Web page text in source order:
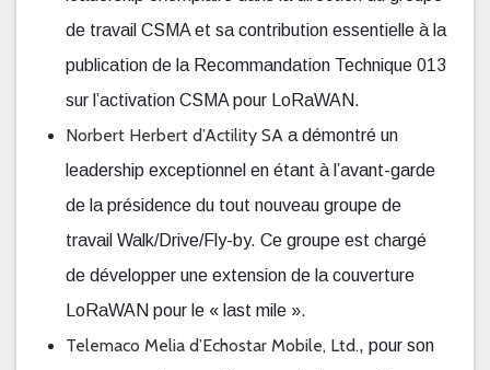
de travail CSMA et sa contribution essentielle à la
publication de la Recommandation Technique 013
sur l’activation CSMA pour LoRaWAN.
Norbert Herbert d’Actility SA a démontré un
leadership exceptionnel en étant à l’avant-garde
de la présidence du tout nouveau groupe de
travail Walk/Drive/Fly-by. Ce groupe est chargé
de développer une extension de la couverture
LoRaWAN pour le « last mile ».
Telemaco Melia d’Echostar Mobile, Ltd., pour son